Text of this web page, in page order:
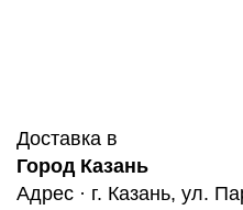
Доставка в
Город Казань
Адрес · г. Казань, ул.